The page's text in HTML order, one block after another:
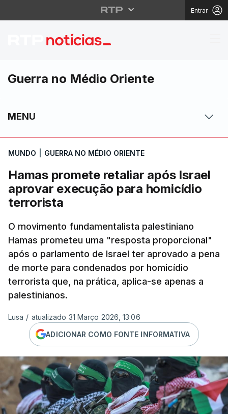
Entrar
Hamas promete
Guerra no Médio Oriente
MENU
MUNDO GUERRA NO MÉDIO ORIENTE
Hamas promete retaliar após Israel
aprovar execução para homicídio
terrorista
O movimento fundamentalista palestiniano
Hamas prometeu uma "resposta proporcional"
após o parlamento de Israel ter aprovado a pena
de morte para condenados por homicídio
terrorista que, na prática, aplica-se apenas a
palestinianos.
Lusa / atualizado 31 Março 2026, 13:06
ADICIONAR COMO FONTE INFORMATIVA